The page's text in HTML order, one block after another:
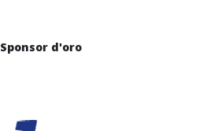
Sponsor d'oro